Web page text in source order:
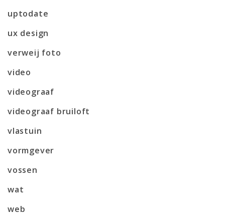
uptodate
ux design
verweij foto
video
videograaf
videograaf bruiloft
vlastuin
vormgever
vossen
wat
web